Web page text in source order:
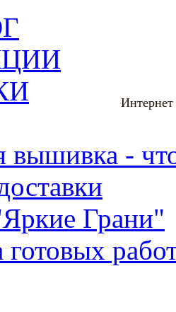
вышивка -
Грани"
готовых